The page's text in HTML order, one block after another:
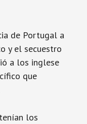
de Portugal a
y el secuestro
a los inglese
que
los